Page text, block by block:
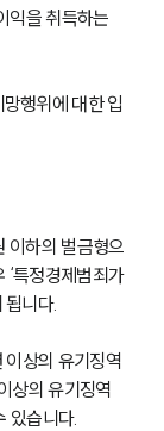
익을 취득하는
행위에 대한 입
이하의 벌금형으
특정경제범죄가
니다.
상의 유기징역
상의 유기징역
있습니다.